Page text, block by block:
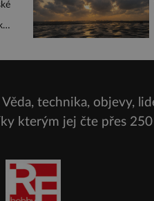
technika, objevy,
kterým jej čte přes